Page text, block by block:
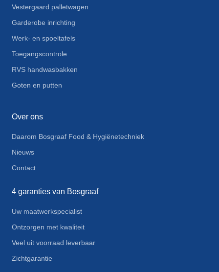
Vestergaard palletwagen
Garderobe inrichting
Werk- en spoeltafels
Toegangscontrole
RVS handwasbakken
Goten en putten
Over ons
Daarom Bosgraaf Food & Hygiënetechniek
Nieuws
Contact
4 garanties van Bosgraaf
Uw maatwerkspecialist
Ontzorgen met kwaliteit
Veel uit voorraad leverbaar
Zichtgarantie